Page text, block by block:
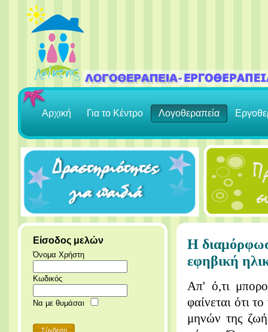
Αρχική Για το Κέντρο Λογοθεραπεία
Είσοδος μελών
Όνομα Χρήστη
Κωδικός
Να με θυμάσαι
Η
εφηβική
Απ' ό,τι
φαίνεται ότι
μηνών της